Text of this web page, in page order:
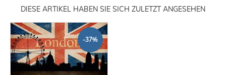
DIESE ARTIKEL HABEN SIE SICH ZULETZT ANGESEHEN
-37%